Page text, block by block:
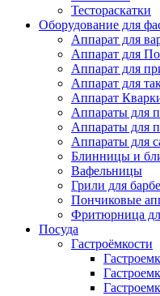
Тестораскатки
Оборудование для
Аппарат для
Аппарат для
Аппарат для
Аппарат для
Аппарат
Аппараты для
Аппараты для
Аппараты для
Блинницы и
Вафельницы
Грили для
Пончиковые
Фритюрница
Посуда
Гастроёмкости